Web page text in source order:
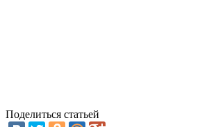
Поделиться статьей